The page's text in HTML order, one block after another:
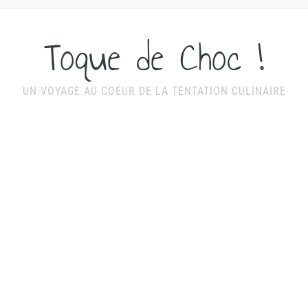
Toque de Choc !
UN VOYAGE AU COEUR DE LA TENTATION CULINAIRE